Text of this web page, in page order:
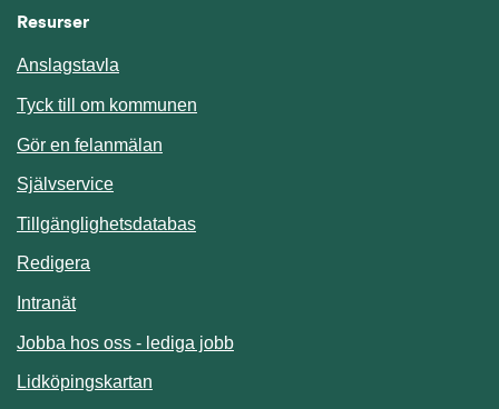
Resurser
Anslagstavla
Tyck till om kommunen
Gör en felanmälan
SjälvserviceLänk till annan webbplats.
TillgänglighetsdatabasLänk till annan webbplats.
Redigera
IntranätLänk till annan webbplats.
Jobba hos oss - lediga jobb
Lidköpingskartan